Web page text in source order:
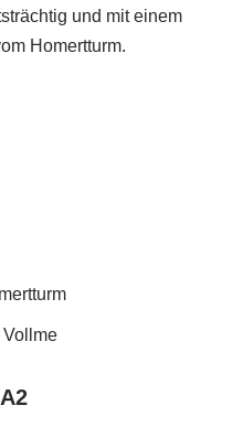
und mit einem
Homertturm.
Vollme